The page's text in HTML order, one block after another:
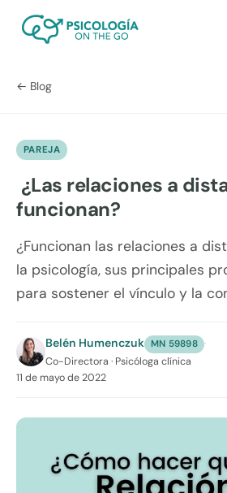
← Blog
PAREJA
¿Las relaciones a
funcionan?
¿Funcionan las relaciones a
la psicología, sus principales
para sostener el vínculo y la
Belén Humenczuk MN 59898 ·
Co-Directora · Psicóloga clínica
11 de mayo de 2022